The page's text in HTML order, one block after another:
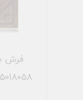
فرش
2555018058 خزه